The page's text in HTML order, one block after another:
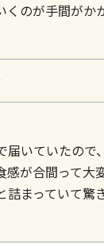
のが手間がか
いていたので
が合間って大
まっていて驚